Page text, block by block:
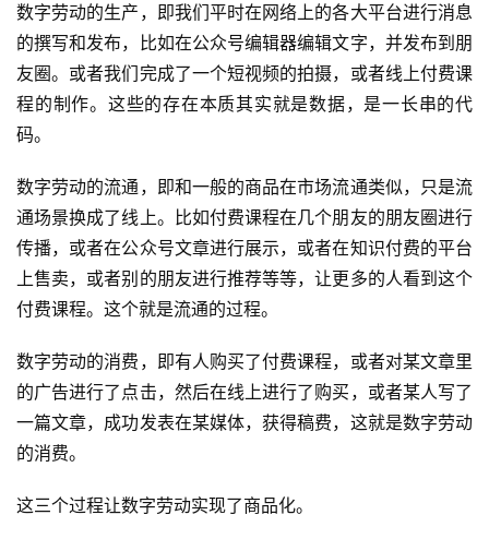
首
业
界
工
数字劳动的生产，即我们平时在网络上的各大平台进行消息
的撰写和发布，比如在公众号编辑器编辑文字，并发布到朋
友圈。或者我们完成了一个短视频的拍摄，或者线上付费课
程的制作。这些的存在本质其实就是数据，是一长串的代
码。
数字劳动的流通，即和一般的商品在市场流通类似，只是流
通场景换成了线上。比如付费课程在几个朋友的朋友圈进行
传播，或者在公众号文章进行展示，或者在知识付费的平台
上售卖，或者别的朋友进行推荐等等，让更多的人看到这个
付费课程。这个就是流通的过程。
数字劳动的消费，即有人购买了付费课程，或者对某文章里
的广告进行了点击，然后在线上进行了购买，或者某人写了
一篇文章，成功发表在某媒体，获得稿费，这就是数字劳动
的消费。
这三个过程让数字劳动实现了商品化。